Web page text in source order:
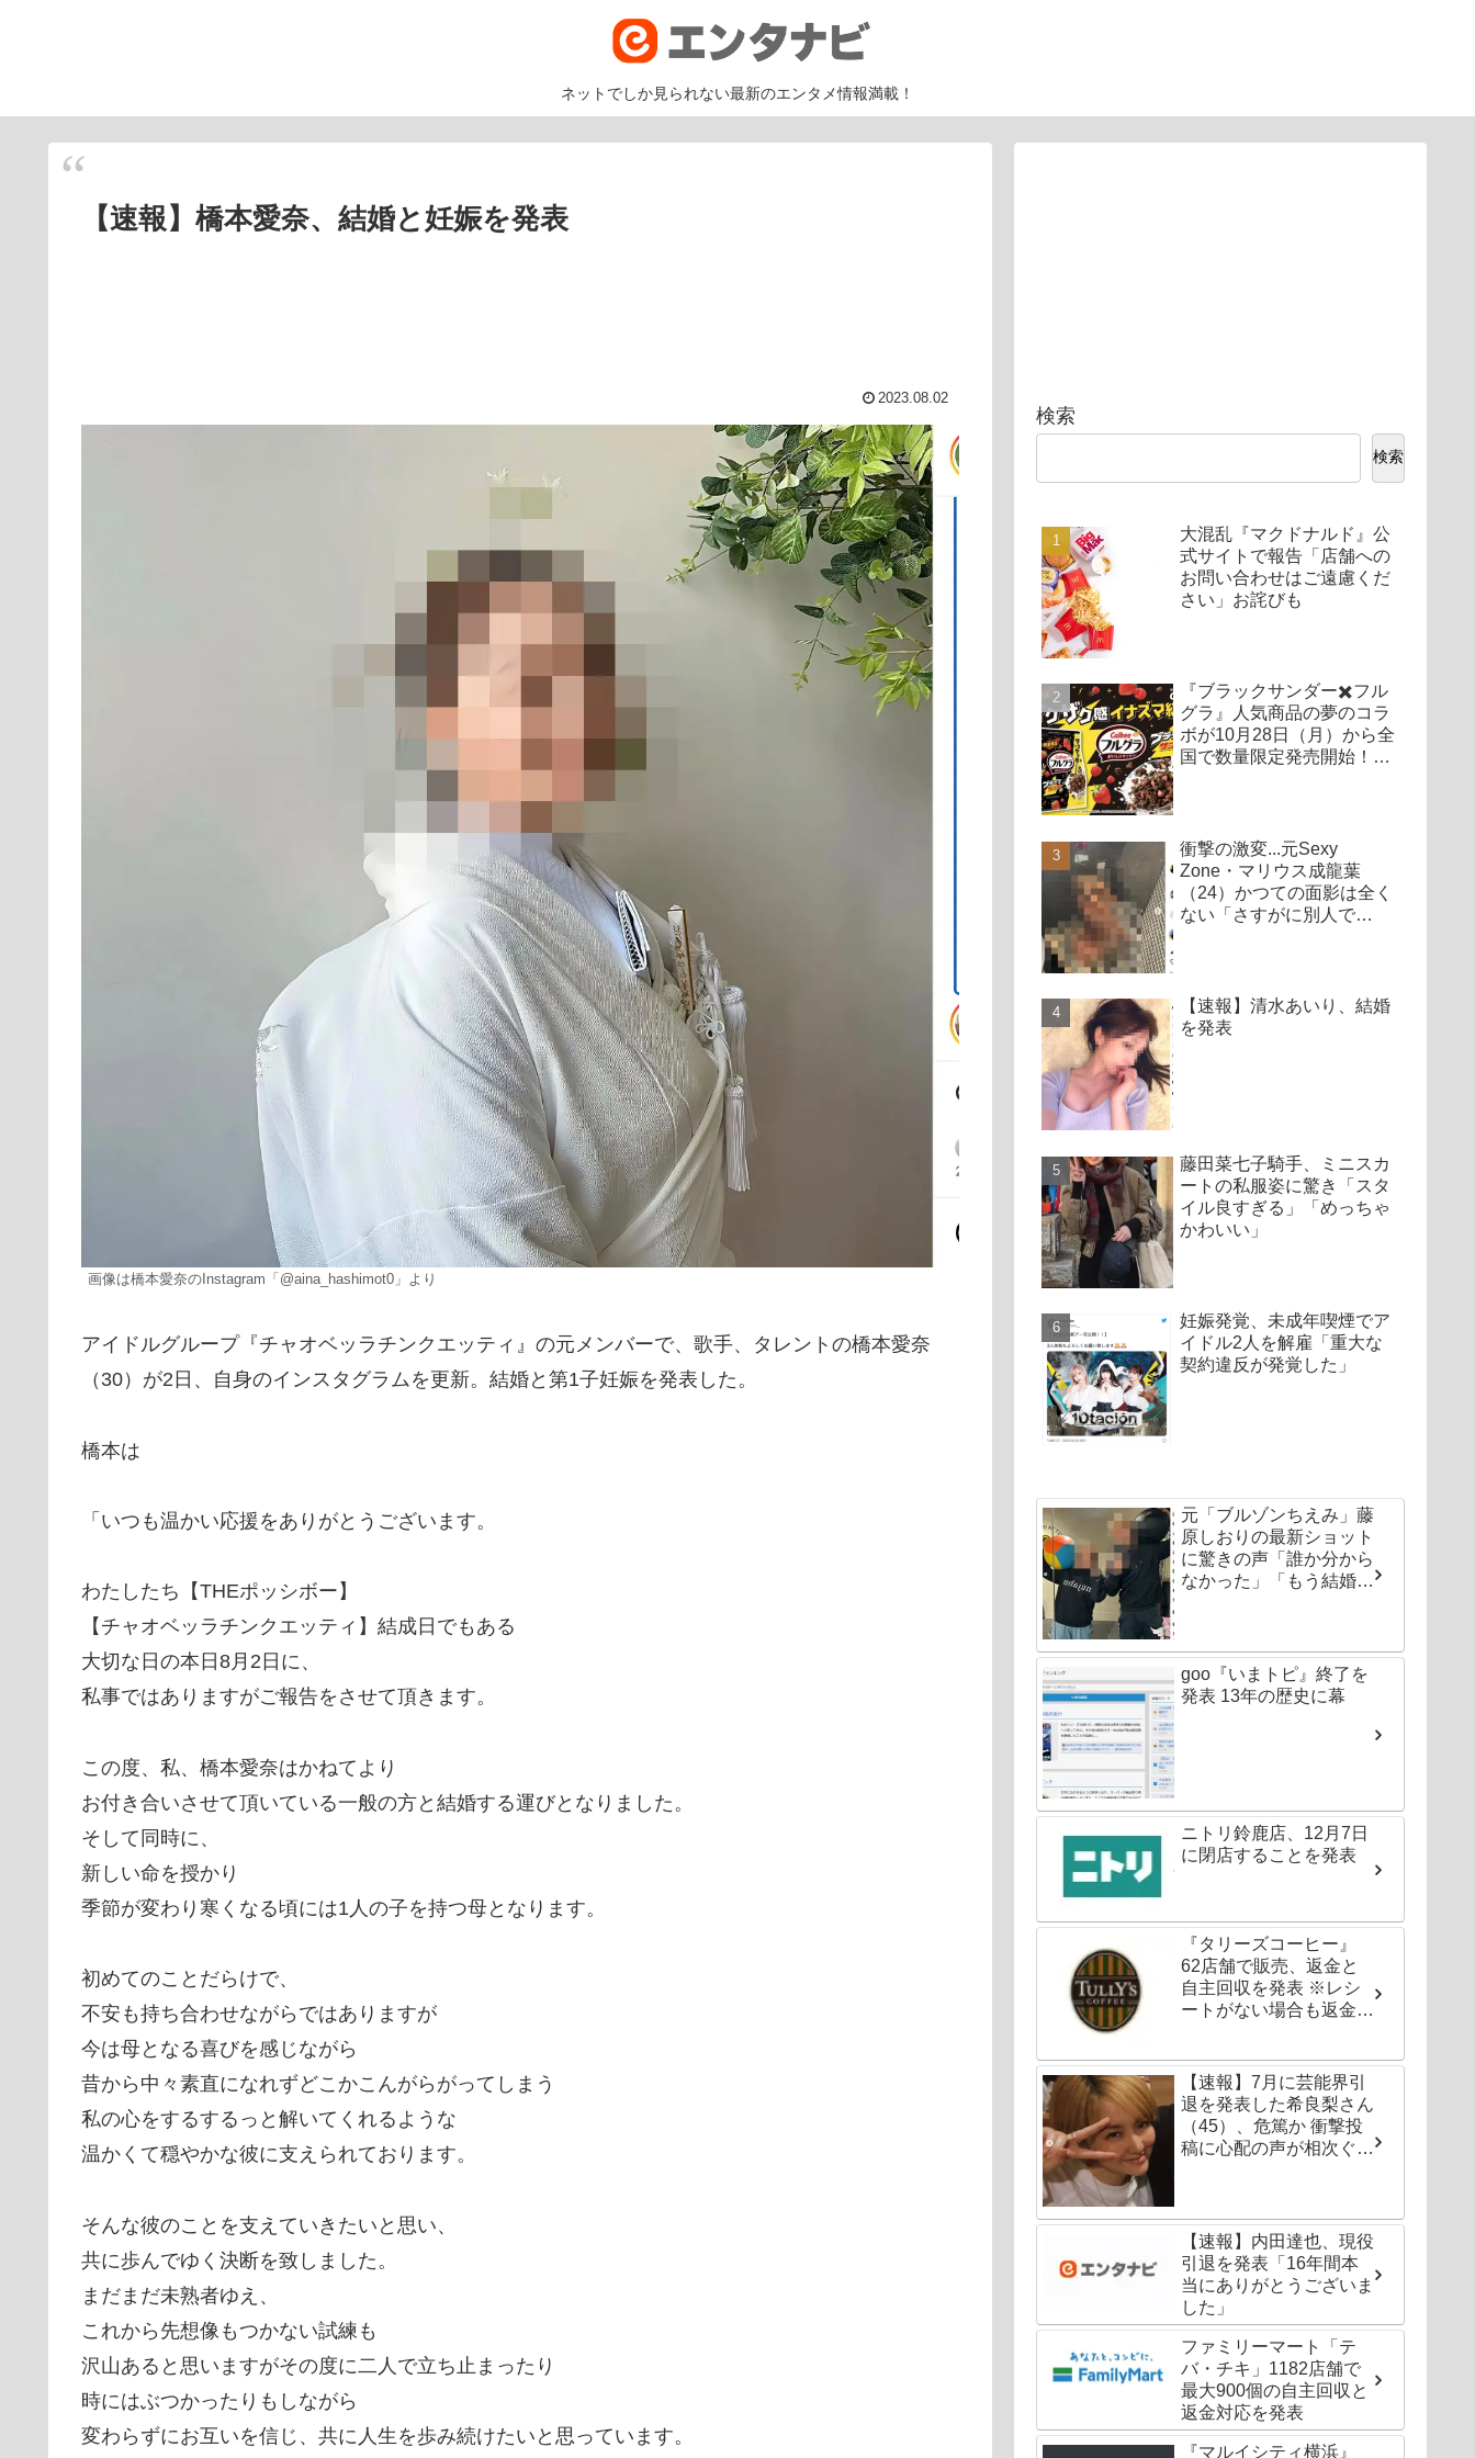
ネットでしか見られない最新のエンタメ情報満載！
【速報】橋本愛奈、結婚と妊娠を発表
2023.08.02
画像は橋本愛奈のInstagram「@aina_hashimot0」より
アイドルグループ『チャオベッラチンクエッティ』の元メンバーで、歌手、タレントの橋本愛奈
（30）が2日、自身のインスタグラムを更新。結婚と第1子妊娠を発表した。
橋本は
「いつも温かい応援をありがとうございます。
わたしたち【THEポッシボー】
【チャオベッラチンクエッティ】結成日でもある
大切な日の本日8月2日に、
私事ではありますがご報告をさせて頂きます。
この度、私、橋本愛奈はかねてより
お付き合いさせて頂いている一般の方と結婚する運びとなりました。
そして同時に、
新しい命を授かり
季節が変わり寒くなる頃には1人の子を持つ母となります。
初めてのことだらけで、
不安も持ち合わせながらではありますが
今は母となる喜びを感じながら
昔から中々素直になれずどこかこんがらがってしまう
私の心をするするっと解いてくれるような
温かくて穏やかな彼に支えられております。
そんな彼のことを支えていきたいと思い、
共に歩んでゆく決断を致しました。
まだまだ未熟者ゆえ、
これから先想像もつかない試練も
沢山あると思いますがその度に二人で立ち止まったり
時にはぶつかったりもしながら
変わらずにお互いを信じ、共に人生を歩み続けたいと思っています。
検索
検索
大混乱『マクドナルド』公
式サイトで報告「店舗への
お問い合わせはご遠慮くだ
さい」お詫びも
『ブラックサンダー✖️フル
グラ』人気商品の夢のコラ
ボが10月28日（月）から全
国で数量限定発売開始！
衝撃の激変...元Sexy
Zone・マリウス成龍葉
（24）かつての面影は全く
ない「さすがに別人で
【速報】清水あいり、結婚
を発表
藤田菜七子騎手、ミニスカ
ートの私服姿に驚き「スタ
イル良すぎる」「めっちゃ
かわいい」
妊娠発覚、未成年喫煙でア
イドル2人を解雇「重大な
契約違反が発覚した」
元「ブルゾンちえみ」藤
原しおりの最新ショット
に驚きの声「誰か分から
なかった」「もう結婚し
goo『いまトピ』終了を
発表 13年の歴史に幕
ニトリ鈴鹿店、12月7日
に閉店することを発表
『タリーズコーヒー』
62店舗で販売、返金と
自主回収を発表 ※レシ
ートがない場合も返金対
【速報】7月に芸能界引
退を発表した希良梨さん
（45）、危篤か 衝撃投
稿に心配の声が相次ぐ
【速報】内田達也、現役
引退を発表「16年間本
当にありがとうございま
した」
ファミリーマート「テ
バ・チキ」1182店舗で
最大900個の自主回収と
返金対応を発表
『マルイシティ横浜』